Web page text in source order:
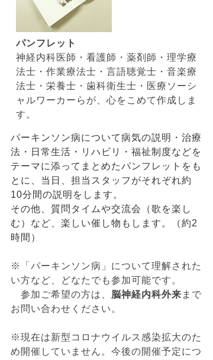
パンフレット
神経内科医師・看護師・薬剤師・理学療
法士・作業療法士・言語聴覚士・音楽療
法士・栄養士・歯科衛生士・医療ソーシ
ャルワーカーらが、心をこめて作成しま
す。
パーキンソン病について病気の説明・治療
法・日常生活・リハビリ・福祉制度などを
テーマに添ってまとめたパンフレットをも
とに、当日、担当スタッフがそれぞれ約
10分間の説明をします。
その他、質問タイムや交流会（歌を楽し
む）など、楽しい催し物もします。（約2
時間）
※「パーキンソン病」について理解された
い方など、どなたでも参加可能です。
参加ご希望の方は、 脳神経内科外来 まで
お問い合わせください。
※現在は新型コロナウイルス感染拡大のた
め開催していません。今後の開催予定につ